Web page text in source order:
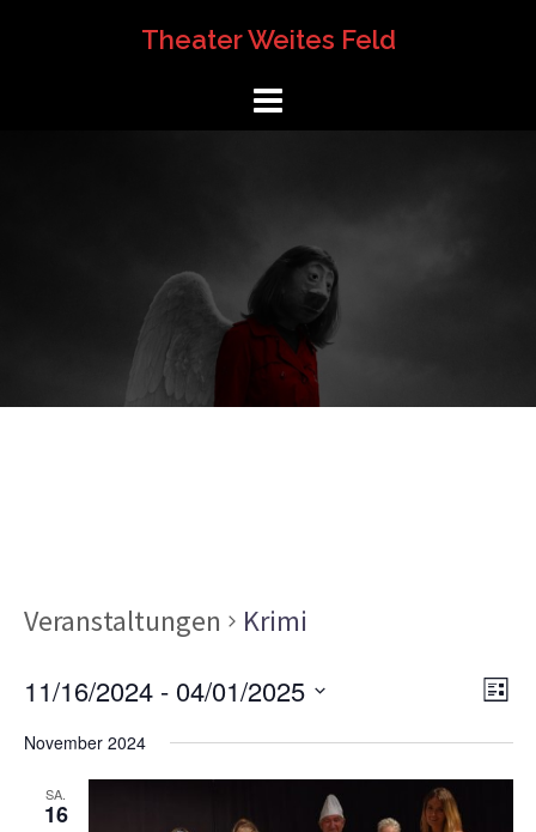
Theater Weites Feld
Veranstaltungen Krimi
LISTE
11/16/2024 - 04/01/2025
November 2024
SA.
16